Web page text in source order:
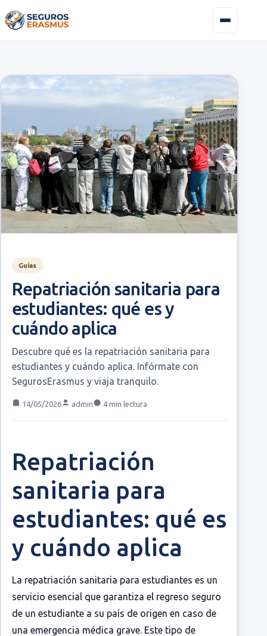
Guías
Repatriación sanitaria para
estudiantes: qué es y
cuándo aplica
Descubre qué es la repatriación sanitaria para
estudiantes y cuándo aplica. Infórmate con
SegurosErasmus y viaja tranquilo.
14/05/2026 admin 4 min lectura
Repatriación
sanitaria para
estudiantes: qué es
y cuándo aplica
La repatriación sanitaria para estudiantes es un
servicio esencial que garantiza el regreso seguro
de un estudiante a su país de origen en caso de
una emergencia médica grave. Este tipo de